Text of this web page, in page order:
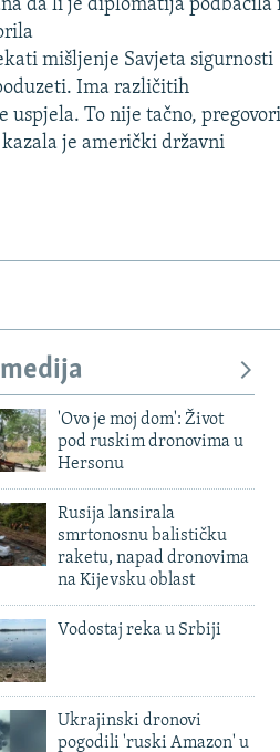
da li je diplomatija podbacila
mišljenje Savjeta sigurnosti
Ima različitih
uspjela. To nije tačno, pregovori
je američki državni
'Ovo je moj dom': Život
pod ruskim dronovima u
Hersonu
Rusija lansirala
smrtonosnu balističku
raketu, napad dronovima
na Kijevsku oblast
Vodostaj reka u Srbiji
Ukrajinski dronovi
pogodili 'ruski Amazon' u